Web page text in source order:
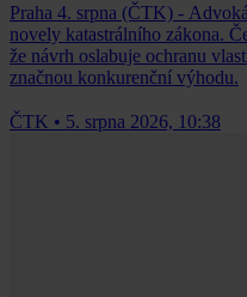
Praha 4. srpna (ČTK) -
novely katastrálního zákona.
že návrh oslabuje ochranu
značnou konkurenční výhodu.
ČTK • 5. srpna 2026, 10:38